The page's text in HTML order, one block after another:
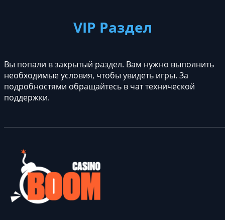
VIP Раздел
Вы попали в закрытый раздел. Вам нужно выполнить
необходимые условия, чтобы увидеть игры. За
подробностями обращайтесь в чат технической
поддержки.